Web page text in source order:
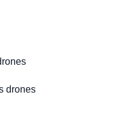
drones